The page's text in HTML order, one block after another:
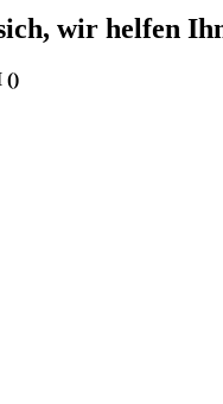
wir helfen
()